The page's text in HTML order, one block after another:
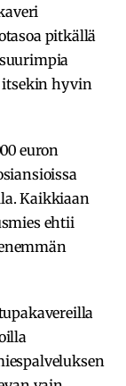
pitkällä
itsekin hyvin
euron
Kaikkiaan
ehtii